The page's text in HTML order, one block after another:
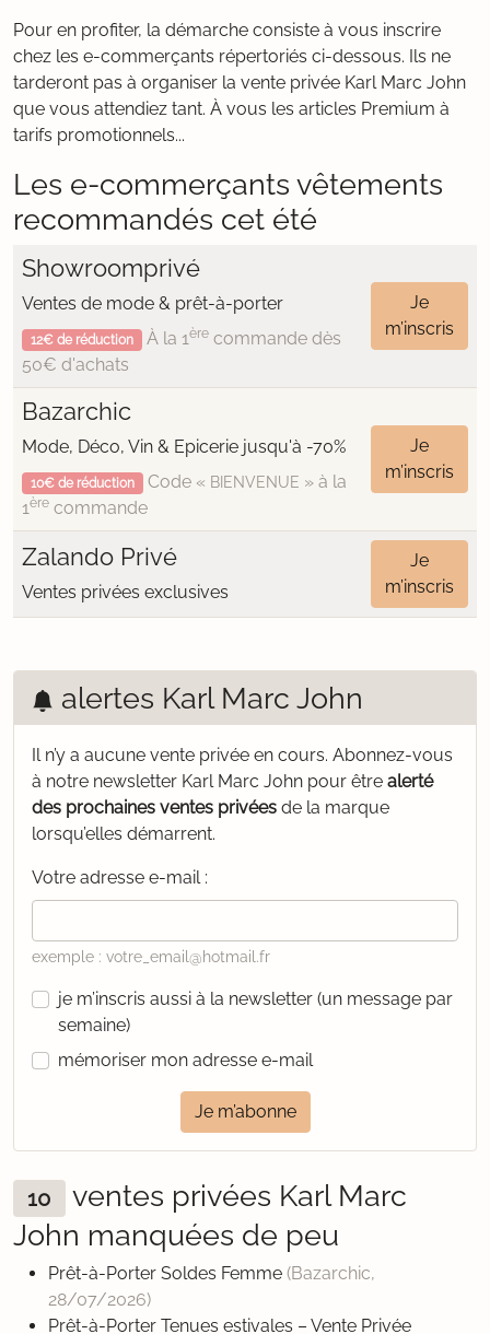
Pour en profiter, la démarche consiste à vous inscrire
chez les e-commerçants répertoriés ci-dessous. Ils ne
tarderont pas à organiser la vente privée Karl Marc John
que vous attendiez tant. À vous les articles Premium à
tarifs promotionnels...
Les e-commerçants vêtements
recommandés cet été
Showroomprivé
Ventes de mode & prêt-à-porter
12€ de réduction À la 1èrecommande dès
50€ d'achats
Je
m’inscris
Bazarchic
Mode, Déco, Vin & Epicerie jusqu'à -70%
10€ de réduction Code « BIENVENUE » à la
1ère commande
Je
m’inscris
Zalando Privé
Ventes privées exclusives
Je
m’inscris
alertes Karl Marc John
Il n’y a aucune vente privée en cours. Abonnez-vous
à notre newsletter Karl Marc John pour être alerté
des prochaines ventes privées de la marque
lorsqu’elles démarrent.
Votre adresse e-mail :
exemple : votre_email@hotmail.fr
je m’inscris aussi à la newsletter (un message par
semaine)
mémoriser mon adresse e-mail
Je m’abonne
10
ventes privées Karl Marc
John manquées de peu
Prêt-à-Porter Soldes Femme (Bazarchic,
28/07/2026)
Prêt-à-Porter Tenues estivales – Vente Privée